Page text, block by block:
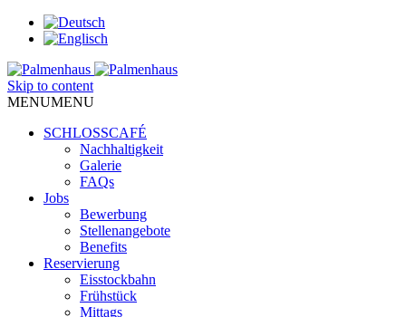
Skip to content
MENUMENU
SCHLOSSCAFÉ
Nachhaltigkeit
Galerie
FAQs
Jobs
Bewerbung
Stellenangebote
Benefits
Reservierung
Eisstockbahn
Frühstück
Mittags